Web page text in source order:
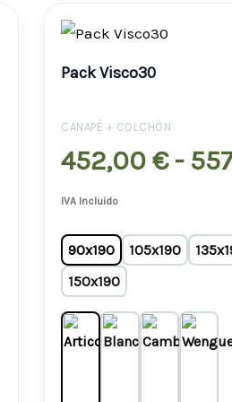
Rango
€
718,00 €
Pack Visco30
CANAPÉ + COLCHÓN
452,00€ -
IVA Incluido
90x190 105x190
150x190